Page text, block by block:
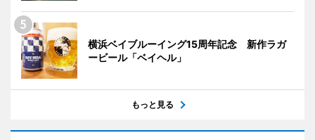
横浜ベイブルーイング15周年記念 新作ラガ
ービール「ベイヘル」
もっと見る